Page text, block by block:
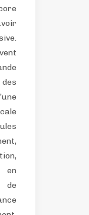
des
en
de